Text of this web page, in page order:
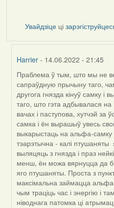
Увайдзіце ці
Harrier - 14.06.2022 - 21:45
In
reply
to
by
09Алена
Праблема ў тым, што мы не
сапраўдную прычыну таго,
другога гнязда кінуў самку і
таго, што гэта адбывалася
вачах і паступова, хутчэй за
самка і ён вырашыў увесь
выкарыстаць на альфа-самку
тэарэтычна - калі птушаняты
выляцяць з гнязда і праз
менш, ён можа вярнуцца да
яго птушаняты. Проста з
максімальна займацца
чым траціць час і энергію і
ніводнага патомка ці